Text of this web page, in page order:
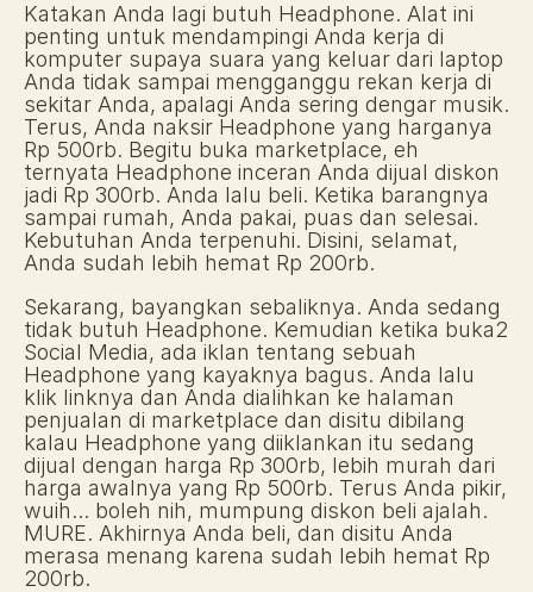
Katakan Anda lagi butuh Headphone. Alat ini
penting untuk mendampingi Anda kerja di
komputer supaya suara yang keluar dari laptop
Anda tidak sampai mengganggu rekan kerja di
sekitar Anda, apalagi Anda sering dengar musik.
Terus, Anda naksir Headphone yang harganya
Rp 500rb. Begitu buka marketplace, eh
ternyata Headphone inceran Anda dijual diskon
jadi Rp 300rb. Anda lalu beli. Ketika barangnya
sampai rumah, Anda pakai, puas dan selesai.
Kebutuhan Anda terpenuhi. Disini, selamat,
Anda sudah lebih hemat Rp 200rb.
Sekarang, bayangkan sebaliknya. Anda sedang
tidak butuh Headphone. Kemudian ketika buka2
Social Media, ada iklan tentang sebuah
Headphone yang kayaknya bagus. Anda lalu
klik linknya dan Anda dialihkan ke halaman
penjualan di marketplace dan disitu dibilang
kalau Headphone yang diiklankan itu sedang
dijual dengan harga Rp 300rb, lebih murah dari
harga awalnya yang Rp 500rb. Terus Anda pikir,
wuih... boleh nih, mumpung diskon beli ajalah.
MURE. Akhirnya Anda beli, dan disitu Anda
merasa menang karena sudah lebih hemat Rp
200rb.